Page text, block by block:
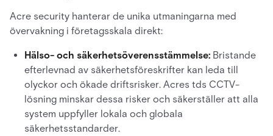
Acre security hanterar de unika utmaningarna med
övervakning i företagsskala direkt:
Hälso- och säkerhetsöverensstämmelse: Bristande
efterlevnad av säkerhetsföreskrifter kan leda till
olyckor och ökade driftsrisker. Acres tds CCTV-
lösning minskar dessa risker och säkerställer att alla
system uppfyller lokala och globala
säkerhetsstandarder.